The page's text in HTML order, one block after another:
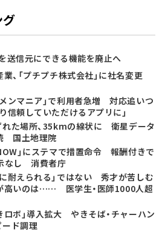
送信元にできる機能を廃止へ
業、「プチプチ株式会社」に社名変更
ンマニア」で利用者急増 対応追いつ
信頼していただけるアプリに」
れた場所、35kmの線状に 衛星データ
国土地理院
」にステマで措置命令 報酬付きで
なし 消費者庁
耐えられる」ではない 秀才が苦しむ
が高いのは…… 医学生・医師1000人超
ロボ」導入拡大 やきそば・チャーハン
ド調理